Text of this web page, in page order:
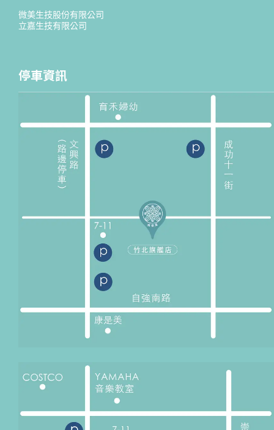
微美生技股份有限公司
立嘉生技有限公司
停車資訊